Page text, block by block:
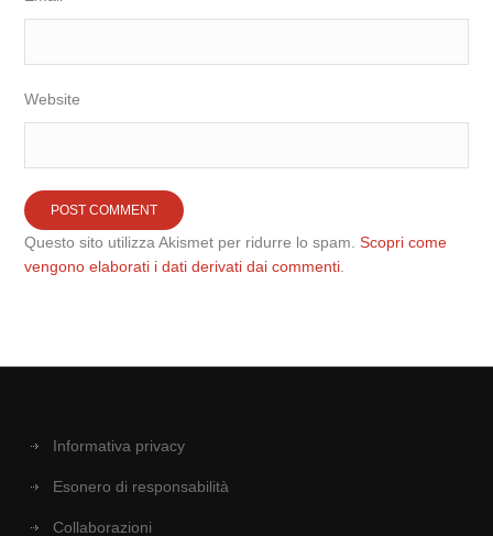
Website
Questo sito utilizza Akismet per ridurre lo spam.Scopri come
vengono elaborati i dati derivati dai commenti
Informativa privacy
Esonero di responsabilità
Collaborazioni